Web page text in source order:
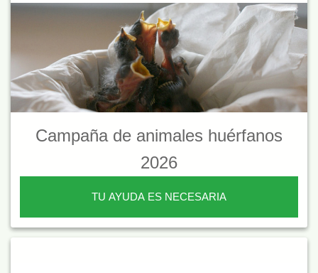
Campaña de animales huérfanos
2026
TU AYUDA ES NECESARIA